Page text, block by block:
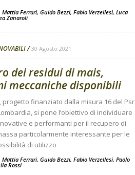
Mattia Ferrari, Guido Bezzi, Fabio Verzellesi, Luca
Zanaroli
30 Agosto 2021
dei residui di mais,
meccaniche disponibili
progetto finanziato dalla misura 16 del Psr
si pone l’obiettivo di individuare
e performanti per il recupero di
particolarmente interessante per le
di utilizzo
Mattia Ferrari, Guido Bezzi, Fabio Verzellesi, Paolo
Rossi